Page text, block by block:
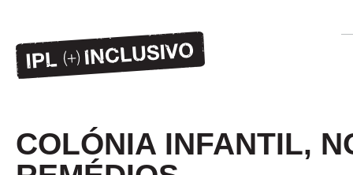
COLÓNIA INFANTIL,